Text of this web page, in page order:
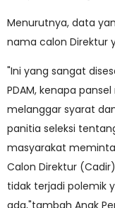
Menurutnya, data
nama calon Direktur
"Ini yang sangat
PDAM, kenapa
melanggar syarat
panitia seleksi
masyarakat
Calon Direktur
tidak terjadi polemik
ada,"tambah Anak